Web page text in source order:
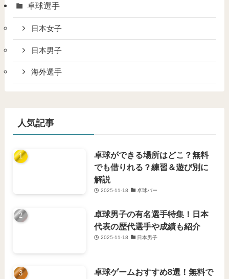
卓球選手
日本女子
日本男子
海外選手
人気記事
卓球ができる場所はどこ？無料
でも借りれる？練習＆遊び別に
解説
2025-11-18 卓球バー
卓球男子の有名選手特集！日本
代表の歴代選手や成績も紹介
2025-11-18 日本男子
卓球ゲームおすすめ8選！無料で